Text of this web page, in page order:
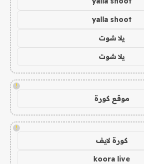
yalla shoot
يلا شوت
يلا شوت
!
موقع كورة
!
كورة لايف
koora live